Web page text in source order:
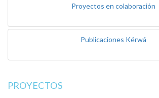
Proyectos en colaboración
Publicaciones Kérwá
PROYECTOS